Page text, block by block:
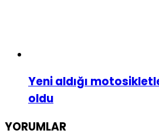
Yeni aldığı
oldu
YORUMLAR